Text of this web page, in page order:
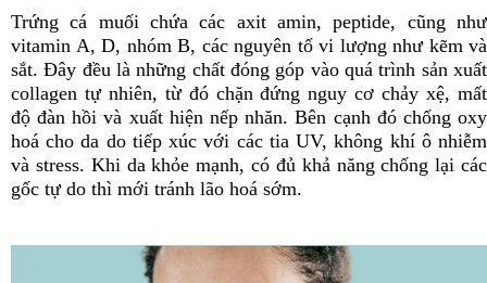
Trứng cá muối chứa các axit amin, peptide, cũng như
vitamin A, D, nhóm B, các nguyên tố vi lượng như kẽm và
sắt. Đây đều là những chất đóng góp vào quá trình sản xuất
collagen tự nhiên, từ đó chặn đứng nguy cơ chảy xệ, mất
độ đàn hồi và xuất hiện nếp nhăn. Bên cạnh đó chống oxy
hoá cho da do tiếp xúc với các tia UV, không khí ô nhiễm
và stress. Khi da khỏe mạnh, có đủ khả năng chống lại các
gốc tự do thì mới tránh lão hoá sớm.